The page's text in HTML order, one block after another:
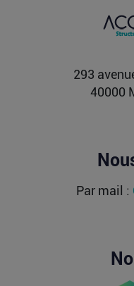
La France
2026 les futurs
Lire la suite
293
40000
Par mail :